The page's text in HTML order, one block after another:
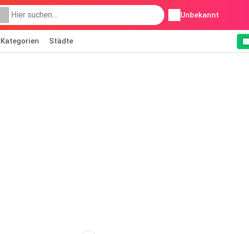
Unbekannt
Kategorien Städte